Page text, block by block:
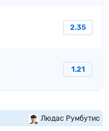
2.35
1.21
Людас Румбутис